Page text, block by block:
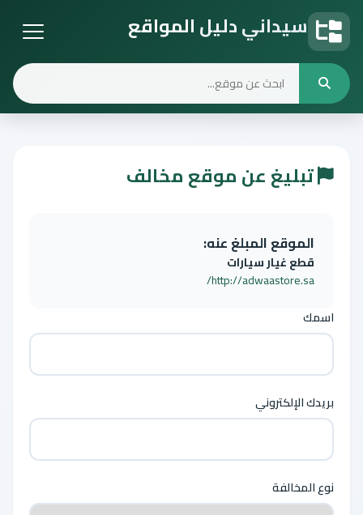
سيداني دليل المواقع
تبليغ عن موقع مخالف
الموقع المبلغ عنه:
قطع غيار سيارات
http://adwaastore.sa/
اسمك
بريدك الإلكتروني
نوع المخالفة